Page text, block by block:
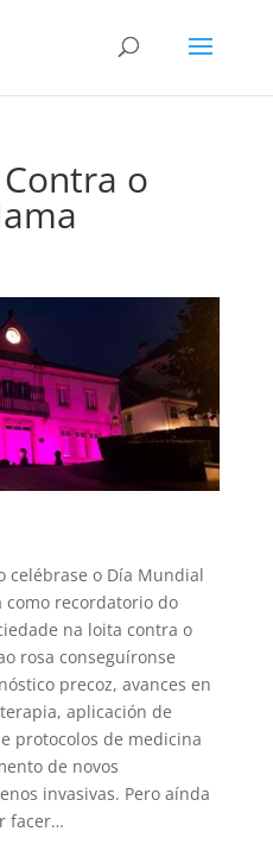
o
celébrase o Día Mundial
como recordatorio do
na loita contra o
rosa conseguíronse
precoz, avances en
aplicación de
protocolos de medicina
de novos
invasivas. Pero aínda
facer…